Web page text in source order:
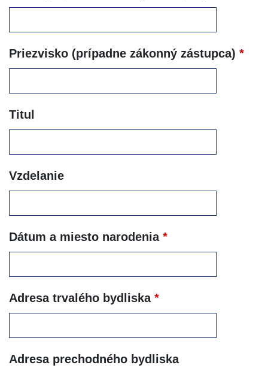
Priezvisko (prípadne zákonný zástupca) *
Titul
Vzdelanie
Dátum a miesto narodenia *
Adresa trvalého bydliska *
Adresa prechodného bydliska